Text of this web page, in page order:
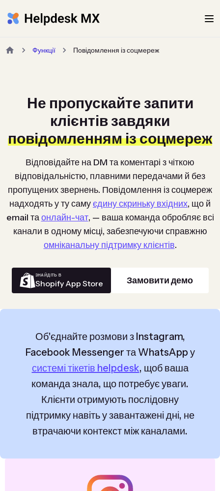
Функції Повідомлення із соцмереж
Не пропускайте запити
клієнтів завдяки
повідомленням із соцмереж
Відповідайте на DM та коментарі з чіткою
відповідальністю, плавними передачами й без
пропущених звернень. Повідомлення із соцмереж
надходять у ту самуєдину скриньку вхідних, що й
email таонлайн-чат, — ваша команда обробляє всі
канали в одному місці, забезпечуючи справжню
омніканальну підтримку клієнтів.
ЗНАЙДІТЬ В
Shopify App Store Замовити демо
Об'єднайте розмови з Instagram,
Facebook Messenger та WhatsApp у
системі тікетів helpdesk, щоб ваша
команда знала, що потребує уваги.
Клієнти отримують послідовну
підтримку навіть у завантажені дні, не
втрачаючи контекст між каналами.